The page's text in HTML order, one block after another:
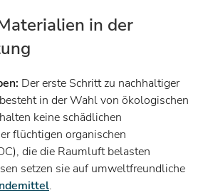
in der
Der erste Schritt zu nachhaltiger
in der Wahl von ökologischen
keine schädlichen
flüchtigen organischen
die die Raumluft belasten
setzen sie auf umweltfreundliche
.